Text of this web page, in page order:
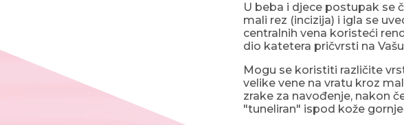
U beba i djece postupak se
mali rez (incizija) i igla se
centralnih vena koristeći
dio katetera pričvrsti na
Mogu se koristiti različite
velike vene na vratu kroz
zrake za navođenje, nakon
"tuneliran" ispod kože